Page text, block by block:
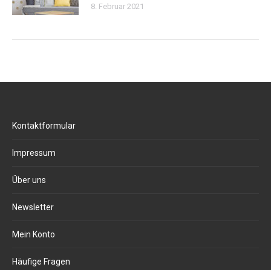
8. Februar 2021
Kontaktformular
Impressum
Über uns
Newsletter
Mein Konto
Häufige Fragen